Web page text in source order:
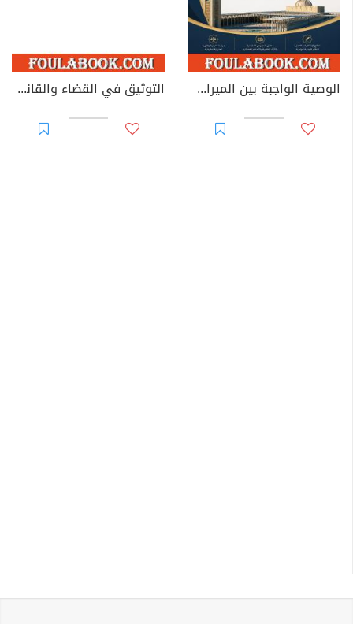
الوصية الواجبة بين الميراث والوصية: دراسة في الطبيعة القانونية والأساس التشريعي وإشكاليات التطبيق التوثيق في القضاء والقانون المغربيين - الأجزاء من 44 إلى 67